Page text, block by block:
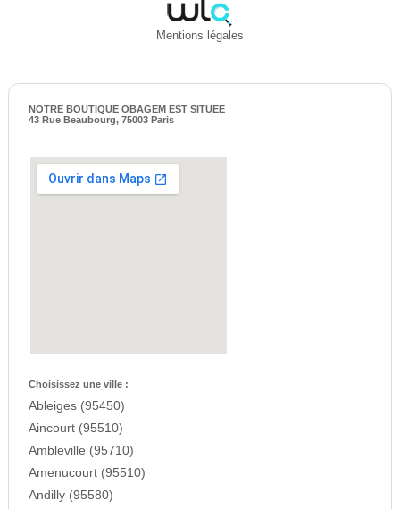
Mentions légales
NOTRE BOUTIQUE OBAGEM EST SITUEE
43 Rue Beaubourg, 75003 Paris
Choisissez une ville :
Ableiges (95450)
Aincourt (95510)
Ambleville (95710)
Amenucourt (95510)
Andilly (95580)